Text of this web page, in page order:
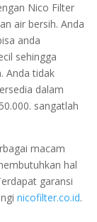
Nico Filter
air bersih. Anda
anda
sehingga
Anda tidak
dalam
sangatlah
macam
hal
garansi
nicofilter.co.id.